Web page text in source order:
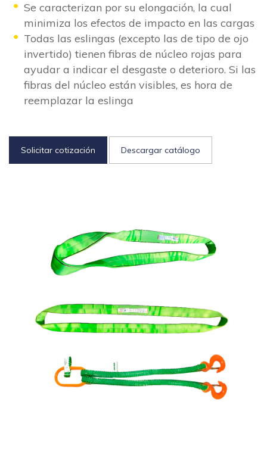
Se caracterizan por su elongación, la cual
minimiza los efectos de impacto en las cargas
Todas las eslingas (excepto las de tipo de ojo
invertido) tienen fibras de núcleo rojas para
ayudar a indicar el desgaste o deterioro. Si las
fibras del núcleo están visibles, es hora de
reemplazar la eslinga
Solicitar cotización Descargar catálogo